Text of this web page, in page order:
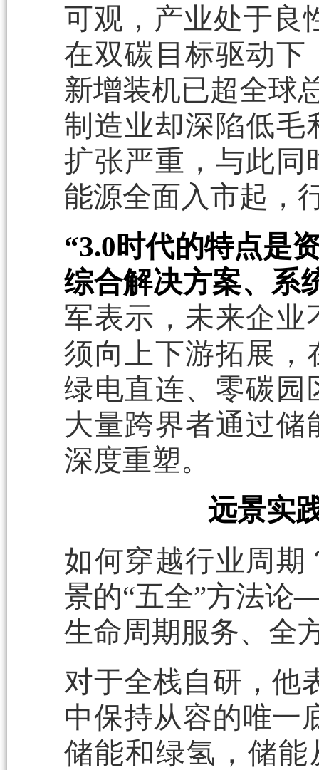
可观，产业处于良
在双碳目标驱动下
新增装机已超全球
制造业却深陷低毛
扩张严重，与此同
能源全面入市起，
“3.0时代的特点是
综合解决方案、系
军表示，未来企业
须向上下游拓展，
绿电直连、零碳园
大量跨界者通过
深度重塑。
远景实
如何穿越行业周期
景的“五全”方法
生命周期服务、全
对于全栈自研，他
中保持从容的唯一
储能和绿氢，储能